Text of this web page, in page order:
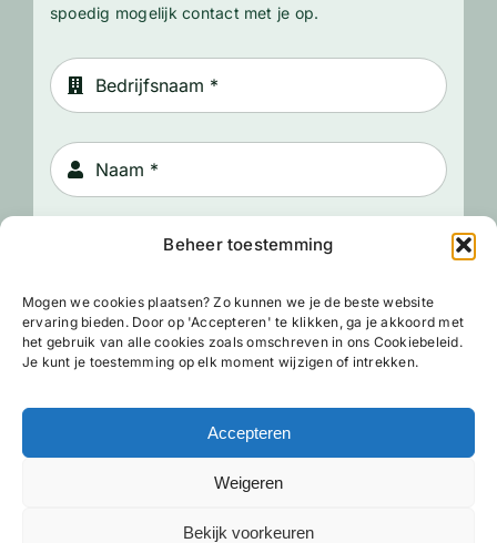
Beheer toestemming
Mogen we cookies plaatsen? Zo kunnen we je de beste website
ervaring bieden. Door op 'Accepteren' te klikken, ga je akkoord met
het gebruik van alle cookies zoals omschreven in ons Cookiebeleid.
Je kunt je toestemming op elk moment wijzigen of intrekken.
Accepteren
Weigeren
Bekijk voorkeuren
spoedig mogelijk contact met je op.